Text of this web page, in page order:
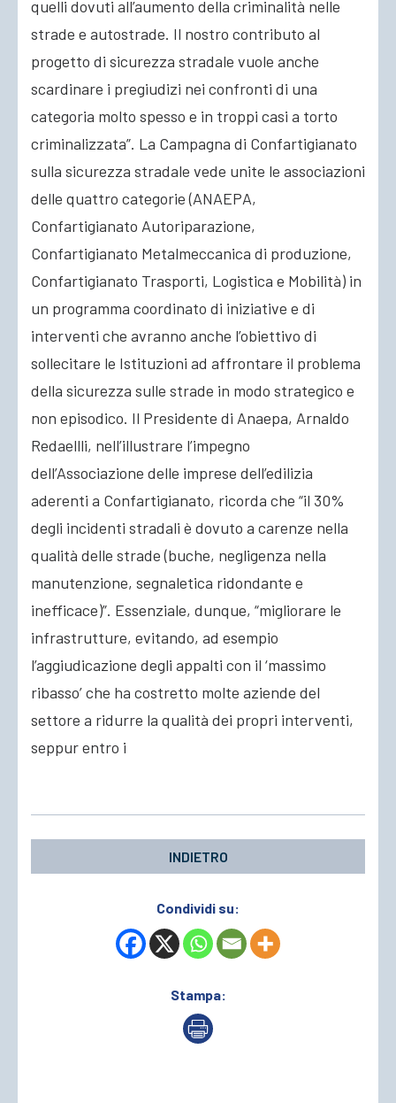
quelli dovuti all’aumento della criminalità nelle
strade e autostrade. Il nostro contributo al
progetto di sicurezza stradale vuole anche
scardinare i pregiudizi nei confronti di una
categoria molto spesso e in troppi casi a torto
criminalizzata”. La Campagna di Confartigianato
sulla sicurezza stradale vede unite le associazioni
delle quattro categorie (ANAEPA,
Confartigianato Autoriparazione,
Confartigianato Metalmeccanica di produzione,
Confartigianato Trasporti, Logistica e Mobilità) in
un programma coordinato di iniziative e di
interventi che avranno anche l’obiettivo di
sollecitare le Istituzioni ad affrontare il problema
della sicurezza sulle strade in modo strategico e
non episodico. Il Presidente di Anaepa, Arnaldo
Redaellli, nell’illustrare l’impegno
dell’Associazione delle imprese dell’edilizia
aderenti a Confartigianato, ricorda che “il 30%
degli incidenti stradali è dovuto a carenze nella
qualità delle strade (buche, negligenza nella
manutenzione, segnaletica ridondante e
inefficace)”. Essenziale, dunque, “migliorare le
infrastrutture, evitando, ad esempio
l’aggiudicazione degli appalti con il ‘massimo
ribasso’ che ha costretto molte aziende del
settore a ridurre la qualità dei propri interventi,
seppur entro i
INDIETRO
Condividi su:
Stampa: